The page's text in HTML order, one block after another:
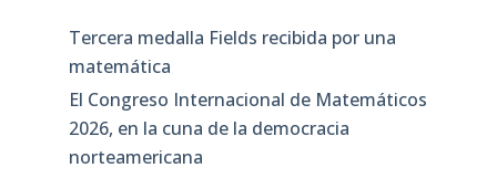
Tercera medalla Fields recibida por una
matemática
El Congreso Internacional de Matemáticos
2026, en la cuna de la democracia
norteamericana